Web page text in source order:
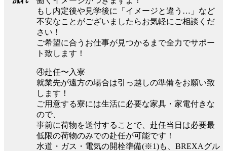
もし内定後や見学後に「イメージと違う…」など
不安なことがございましたらお気軽にご相談くだ
さい！
ご希望に合うお仕事が見つかるまで全力でサポー
ト致します！
④赴任〜入寮
就業先が遠方の場合は引っ越しの準備をお願い致
します！
ご用意する寮には生活に必要な家具・家電付きな
ので、
事前に荷物を送付することで、赴任当日は必要最
低限の荷物のみでの赴任が可能です！
水道・ガス・電気の開栓準備(※1)も、BREXAグル